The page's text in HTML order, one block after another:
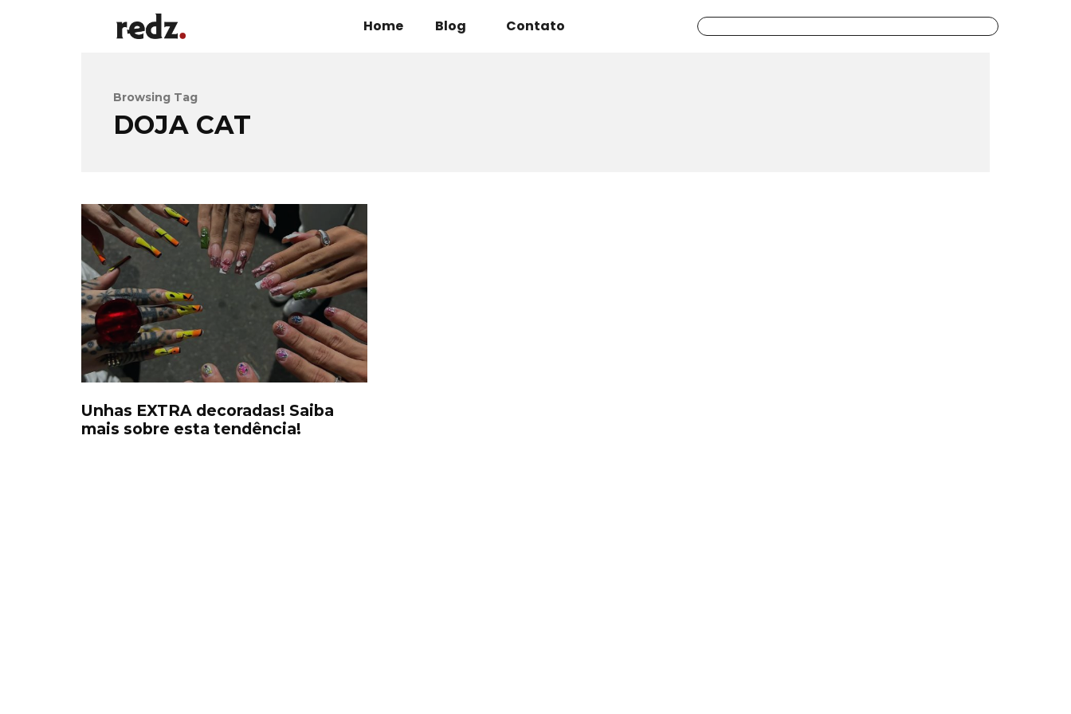
Home Blog Contato
Browsing Tag
DOJA CAT
Unhas EXTRA decoradas! Saiba
mais sobre esta tendência!